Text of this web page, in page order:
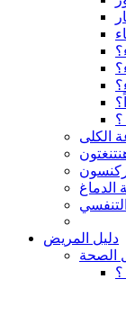
؟
الكلى
الدماغ
دليل المريض
الصحة
؟